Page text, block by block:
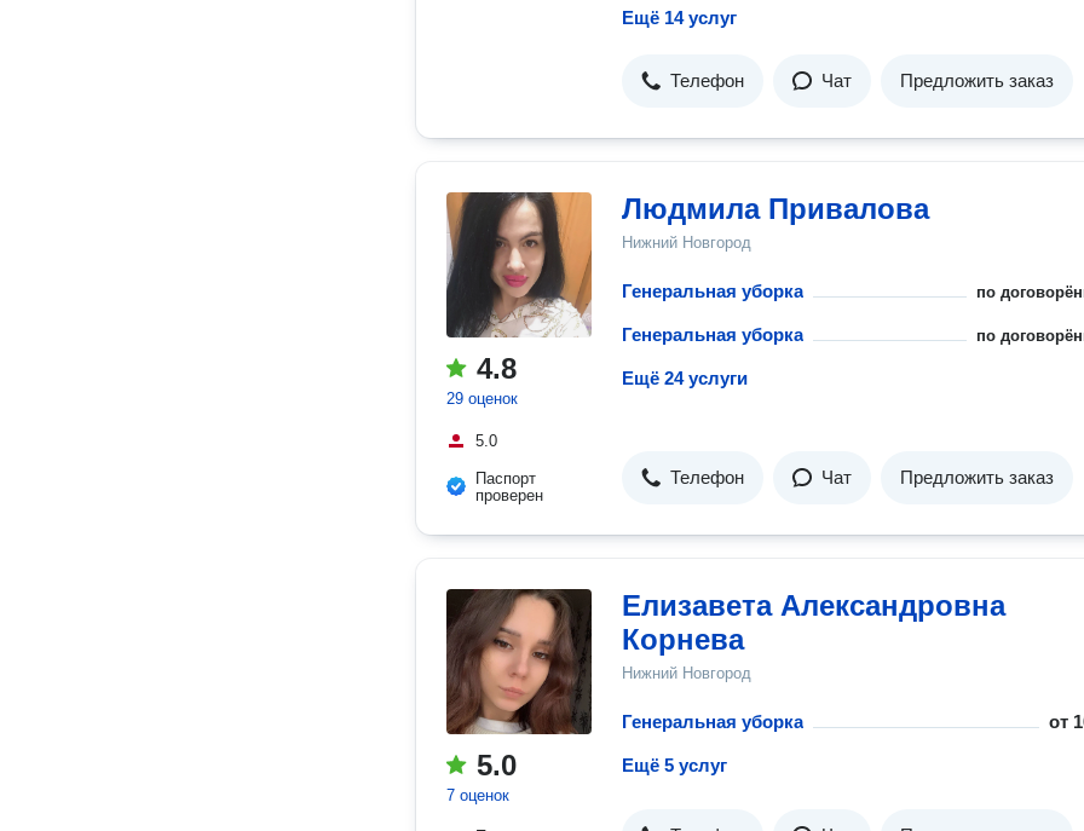
Ещё 14 услуг
Телефон Чат Предложить заказ
4.8
29 оценок
5.0
Паспорт
проверен
Людмила Привалова
Нижний Новгород
Генеральная уборка по
Генеральная уборка по
Ещё 24 услуги
Телефон Чат Предложить заказ
5.0
7 оценок
Елизавета Александровна
Корнева
Нижний Новгород
Генеральная уборка от
Ещё 5 услуг